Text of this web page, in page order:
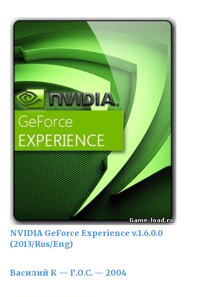
NVIDIA GeForce Experience v.1.6.0.0
(2013/Rus/Eng)
Василий К — Г.О.С. — 2004